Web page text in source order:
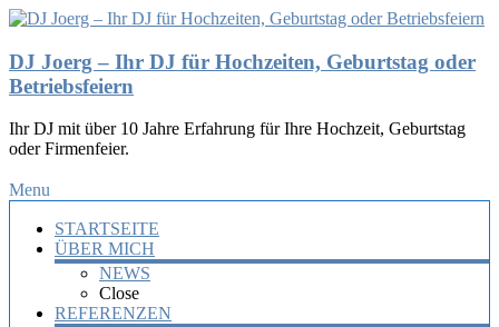
DJ Joerg – Ihr DJ für Hochzeiten, Geburtstag oder
Betriebsfeiern
Ihr DJ mit über 10 Jahre Erfahrung für Ihre Hochzeit, Geburtstag
oder Firmenfeier.
Menu
STARTSEITE
ÜBER MICH
NEWS
Close
REFERENZEN